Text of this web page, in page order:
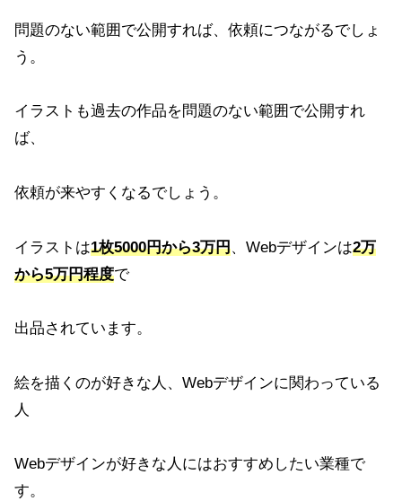
問題のない範囲で公開すれば、依頼につながるでしょ
う。
イラストも過去の作品を問題のない範囲で公開すれ
ば、
依頼が来やすくなるでしょう。
イラストは1枚5000円から3万円、Webデザインは2万
から5万円程度で
出品されています。
絵を描くのが好きな人、Webデザインに関わっている
人
Webデザインが好きな人にはおすすめしたい業種で
す。